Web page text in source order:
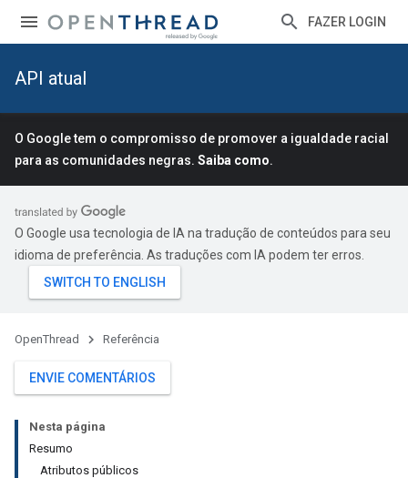
FAZER LOGIN
API atual
O Google tem o compromisso de promover a igualdade racial
para as comunidades negras. Saiba como.
O Google usa tecnologia de IA na tradução de conteúdos para seu
idioma de preferência. As traduções com IA podem ter erros.
OpenThread Referência
ENVIE COMENTÁRIOS
Nesta página
Resumo
Atributos públicos